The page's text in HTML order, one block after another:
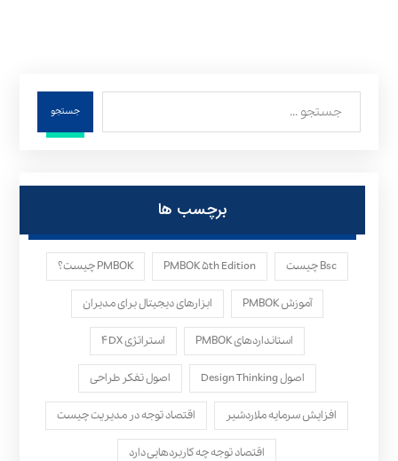
جستجو
برچسب ها
Bsc چیست PMBOK ۵th Edition PMBOK چیست؟
آموزش PMBOK ابزارهای دیجیتال برای مدیران
استانداردهای PMBOK استراتژی ۴DX
اصول Design Thinking اصول تفکر طراحی
افزایش سرمایه ملاردشیر اقتصاد توجه در مدیریت چیست
اقتصاد توجه چه کاربردهایی دارد